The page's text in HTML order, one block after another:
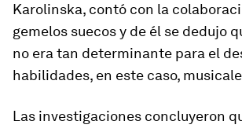
Karolinska, contó con la
gemelos suecos y de él se dedujo
no era tan determinante para el
habilidades, en este caso,
Las investigaciones concluyeron